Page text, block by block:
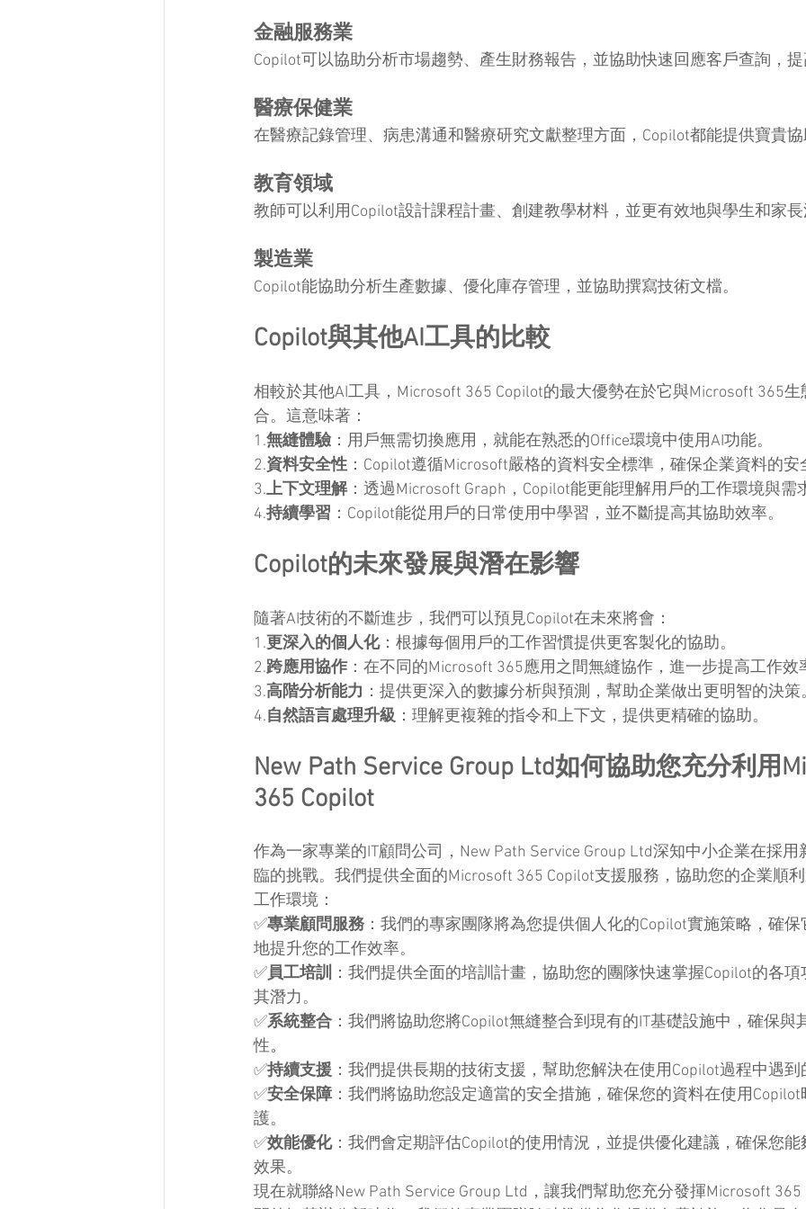
金融服務業
Copilot可以協助分析市場趨勢、產生財務報告，並協助快速回應客戶查詢，
醫療保健業
在醫療記錄管理、病患溝通和醫療研究文獻整理方面，Copilot都能提供寶貴
教育領域
教師可以利用Copilot設計課程計畫、創建教學材料，並更有效地與學生和家
製造業
Copilot能協助分析生產數據、優化庫存管理，並協助撰寫技術文檔。
Copilot與其他AI工具的比較
相較於其他AI工具，Microsoft 365 Copilot的最大優勢在於它與Microsoft 365
合。這意味著：
1.無縫體驗 ：用戶無需切換應用，就能在熟悉的Office環境中使用AI功能。
2.資料安全性 ：Copilot遵循Microsoft嚴格的資料安全標準，確保企業資料的安
3.上下文理解：透過Microsoft Graph，Copilot能更能理解用戶的工作環境與需
4.持續學習 ：Copilot能從用戶的日常使用中學習，並不斷提高其協助效率。
Copilot的未來發展與潛在影響
隨著AI技術的不斷進步，我們可以預見Copilot在未來將會：
1.更深入的個人化：根據每個用戶的工作習慣提供更客製化的協助。
2.跨應用協作 ：在不同的Microsoft 365應用之間無縫協作，進一步提高工作效
3.高階分析能力 ：提供更深入的數據分析與預測，幫助企業做出更明智的決策
4. 自然語言處理升級 ：理解更複雜的指令和上下文，提供更精確的協助。
New Path Service Group Ltd如何協助您充分利用
365 Copilot
作為一家專業的IT顧問公司，New Path Service Group Ltd深知中小企業在採
臨的挑戰。我們提供全面的Microsoft 365 Copilot支援服務，協助您的企業順
工作環境：
✅專業顧問服務 ：我們的專家團隊將為您提供個人化的Copilot實施策略，確
地提升您的工作效率。
✅員工培訓 ：我們提供全面的培訓計畫，協助您的團隊快速掌握Copilot的各
其潛力。
✅系統整合 ：我們將協助您將Copilot無縫整合到現有的IT基礎設施中，確保與
性。
✅持續支援 ：我們提供長期的技術支援，幫助您解決在使用Copilot過程中遇
✅安全保障 ：我們將協助您設定適當的安全措施，確保您的資料在使用
護。
✅效能優化：我們會定期評估Copilot的使用情況，並提供優化建議，確保您
效果。
現在就聯絡New Path Service Group Ltd，讓我們幫助您充分發揮Microsoft